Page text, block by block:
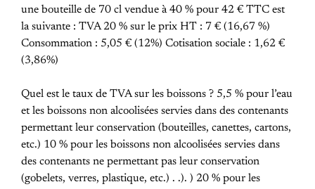
une bouteille de 70 cl vendue à 40 % pour 42 € TTC est
la suivante : TVA 20 % sur le prix HT : 7 € (16,67 %)
Consommation : 5,05 € (12%) Cotisation sociale : 1,62 €
(3,86%)
Quel est le taux de TVA sur les boissons ? 5,5 % pour l’eau
et les boissons non alcoolisées servies dans des contenants
permettant leur conservation (bouteilles, canettes, cartons,
etc.) 10 % pour les boissons non alcoolisées servies dans
des contenants ne permettant pas leur conservation
(gobelets, verres, plastique, etc.) . .). ) 20 % pour les